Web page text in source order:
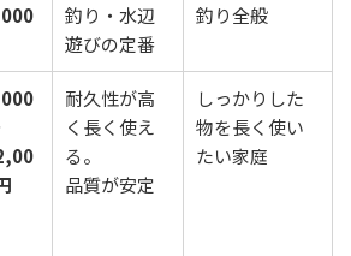
釣り・水辺
遊びの定番
釣り全般
耐久性が高
く長く使え
る。
品質が安定
しっかりした
物を長く使い
たい家庭